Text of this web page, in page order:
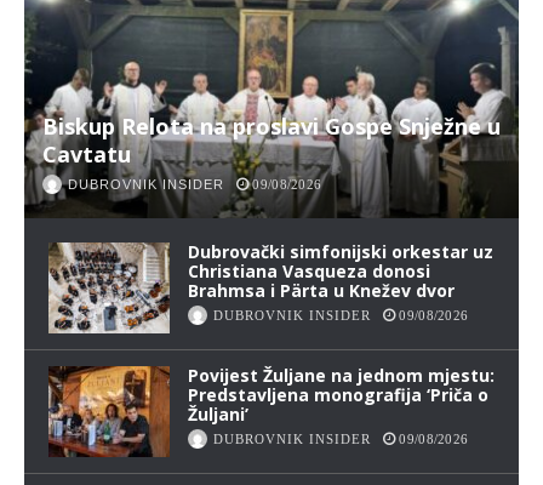
Biskup Relota na proslavi Gospe Snježne u
Cavtatu
DUBROVNIK INSIDER 09/08/2026
Dubrovački simfonijski orkestar uz
Christiana Vasqueza donosi
Brahmsa i Pärta u Knežev dvor
DUBROVNIK INSIDER 09/08/2026
Povijest Žuljane na jednom mjestu:
Predstavljena monografija ‘Priča o
Žuljani’
DUBROVNIK INSIDER 09/08/2026